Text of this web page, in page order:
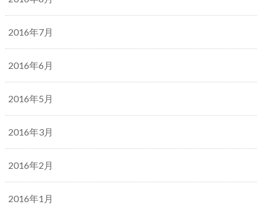
2016年7月
2016年6月
2016年5月
2016年3月
2016年2月
2016年1月